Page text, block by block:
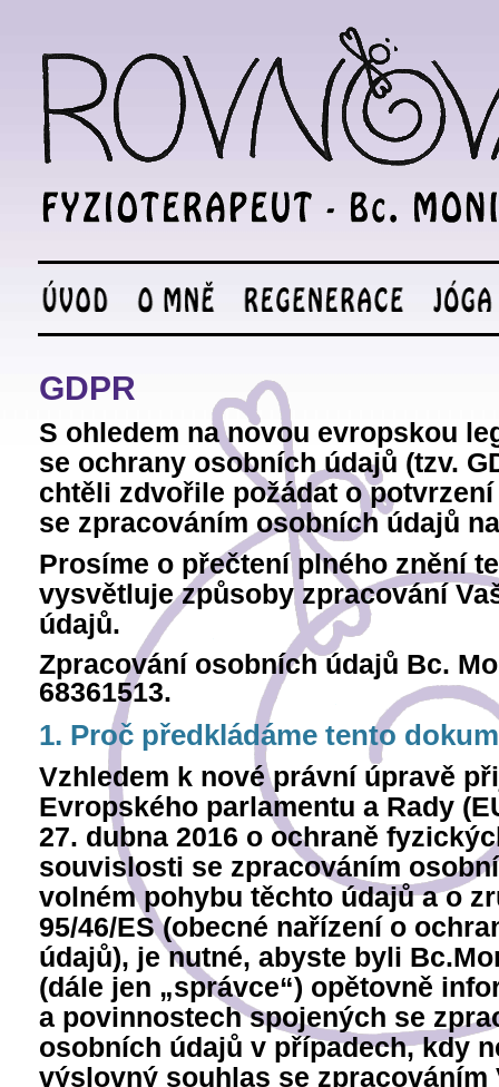
GDPR
S ohledem na novou evropskou
se ochrany osobních údajů (tzv.
chtěli zdvořile požádat o
se zpracováním osobních údajů
Prosíme o přečtení plného znění
vysvětluje způsoby zpracování
údajů.
Zpracování osobních údajů Bc.
68361513.
1. Proč předkládáme tento
Vzhledem k nové právní úpravě
Evropského parlamentu a Rady
27. dubna 2016 o ochraně
souvislosti se zpracováním
volném pohybu těchto údajů a o
95/46/ES (obecné nařízení o
údajů), je nutné, abyste byli
(dále jen „správce“) opětovně
a povinnostech spojených se
osobních údajů v případech, kdy
výslovný souhlas se zpracováním